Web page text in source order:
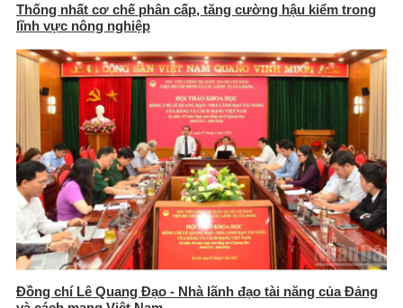
Thống nhất cơ chế phân cấp, tăng cường hậu kiểm trong
lĩnh vực nông nghiệp
Đồng chí Lê Quang Đạo - Nhà lãnh đạo tài năng của Đảng